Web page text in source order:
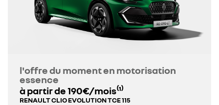
l'offre du moment en motorisation
essence
à partir de 190€/mois⁽¹⁾
RENAULT CLIO EVOLUTION TCE 115